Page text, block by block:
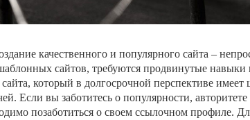
качественного и популярного сайта –
сайтов, требуются продвинутые навыки
который в долгосрочной перспективе имеет
Если вы заботитесь о популярности, авторитете
позаботиться о своем ссылочном профиле.